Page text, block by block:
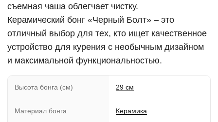
съемная чаша облегчает чистку.
Керамический бонг «Черный Болт» – это
отличный выбор для тех, кто ищет качественное
устройство для курения с необычным дизайном
и максимальной функциональностью.
Высота бонга (см) 29 см
Материал бонга Керамика